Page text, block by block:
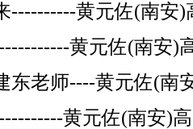
----------黄元佐(南安
黄元佐(南安)
东老师----黄元佐(南
黄元佐(南安)